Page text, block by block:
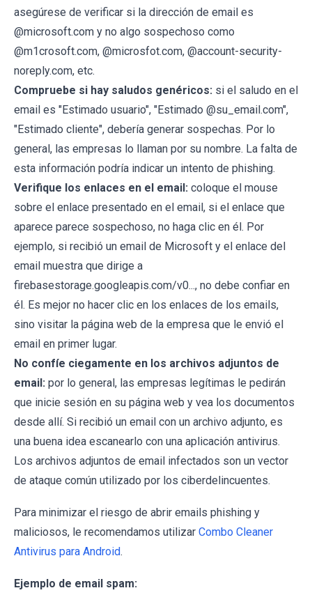
asegúrese de verificar si la dirección de email es
@microsoft.com y no algo sospechoso como
@m1crosoft.com, @microsfot.com, @account-security-
noreply.com, etc.
Compruebe si hay saludos genéricos: si el saludo en el
email es "Estimado usuario", "Estimado @su_email.com",
"Estimado cliente", debería generar sospechas. Por lo
general, las empresas lo llaman por su nombre. La falta de
esta información podría indicar un intento de phishing.
Verifique los enlaces en el email: coloque el mouse
sobre el enlace presentado en el email, si el enlace que
aparece parece sospechoso, no haga clic en él. Por
ejemplo, si recibió un email de Microsoft y el enlace del
email muestra que dirige a
firebasestorage.googleapis.com/v0..., no debe confiar en
él. Es mejor no hacer clic en los enlaces de los emails,
sino visitar la página web de la empresa que le envió el
email en primer lugar.
No confíe ciegamente en los archivos adjuntos de
email: por lo general, las empresas legítimas le pedirán
que inicie sesión en su página web y vea los documentos
desde allí. Si recibió un email con un archivo adjunto, es
una buena idea escanearlo con una aplicación antivirus.
Los archivos adjuntos de email infectados son un vector
de ataque común utilizado por los ciberdelincuentes.
Para minimizar el riesgo de abrir emails phishing y
maliciosos, le recomendamos utilizar Combo Cleaner
Antivirus para Android.
Ejemplo de email spam: